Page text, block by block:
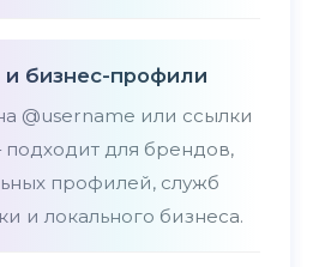
бизнес-профили
@username или ссылки
подходит для брендов,
профилей, служб
и локального бизнеса.